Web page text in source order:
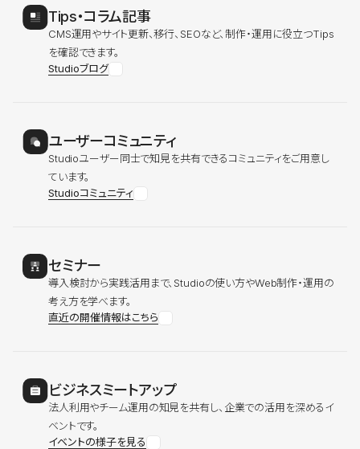
Tips・コラム記事
CMS運用やサイト更新、移行、SEOなど、制作・運用に役立つTips
を確認できます。
Studioブログ
ユーザーコミュニティ
Studioユーザー同士で知見を共有できるコミュニティをご用意し
ています。
Studioコミュニティ
セミナー
導入検討から実践活用まで、Studioの使い方やWeb制作・運用の
考え方を学べます。
直近の開催情報はこちら
ビジネスミートアップ
法人利用やチーム運用の知見を共有し、企業での活用を深めるイ
ベントです。
イベントの様子を見る